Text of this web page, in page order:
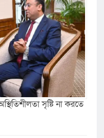
সৃষ্টি না করতে